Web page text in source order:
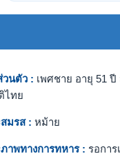
นตัว : เพศชาย อายุ 51
ไทย
มรส : หม้าย
าพทางการทหาร : รอกา